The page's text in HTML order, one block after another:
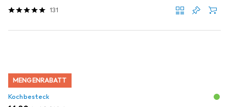
131
MENGENRABATT
Kochbesteck